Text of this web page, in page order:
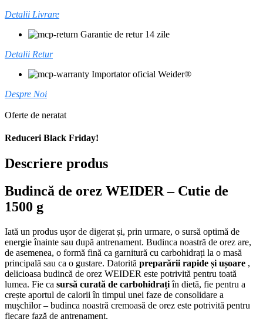
Detalii Livrare
Garantie de retur 14 zile
Detalii Retur
Importator oficial Weider®
Despre Noi
Oferte de neratat
Reduceri Black Friday!
Descriere produs
Budincă de orez WEIDER – Cutie de
1500 g
Iată un produs ușor de digerat și, prin urmare, o sursă optimă de
energie înainte sau după antrenament. Budinca noastră de orez are,
de asemenea, o formă fină ca garnitură cu carbohidrați la o masă
principală sau ca o gustare. Datorită preparării rapide și ușoare ,
delicioasa budincă de orez WEIDER este potrivită pentru toată
lumea. Fie ca sursă curată de carbohidrațiîn dietă, fie pentru a
crește aportul de calorii în timpul unei faze de consolidare a
mușchilor – budinca noastră cremoasă de orez este potrivită pentru
fiecare fază de antrenament.